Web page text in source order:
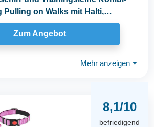
Pulling on Walks mit Halti,
Zum Angebot
Mehr anzeigen ⏷
8,1/10
befriedigend